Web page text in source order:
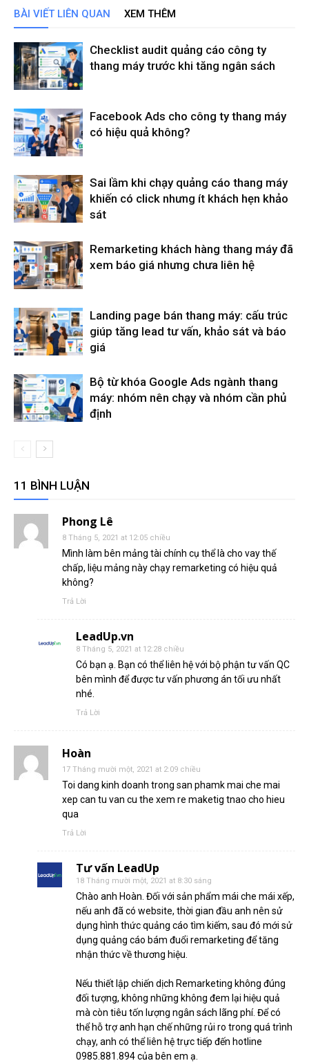
BÀI VIẾT LIÊN QUAN XEM THÊM
Checklist audit quảng cáo công ty
thang máy trước khi tăng ngân sách
Facebook Ads cho công ty thang máy
có hiệu quả không?
Sai lầm khi chạy quảng cáo thang máy
khiến có click nhưng ít khách hẹn khảo
sát
Remarketing khách hàng thang máy đã
xem báo giá nhưng chưa liên hệ
Landing page bán thang máy: cấu trúc
giúp tăng lead tư vấn, khảo sát và báo
giá
Bộ từ khóa Google Ads ngành thang
máy: nhóm nên chạy và nhóm cần phủ
định
11 BÌNH LUẬN
Phong Lê
8 Tháng 5, 2021 at 12:05 chiều
Mình làm bên mảng tài chính cụ thể là cho vay thế
chấp, liệu mảng này chạy remarketing có hiệu quả
không?
Trả Lời
LeadUp.vn
8 Tháng 5, 2021 at 12:28 chiều
Có bạn ạ. Bạn có thể liên hệ với bộ phận tư vấn QC
bên mình để được tư vấn phương án tối ưu nhất
nhé.
Trả Lời
Hoàn
17 Tháng mười một, 2021 at 2:09 chiều
Toi dang kinh doanh trong san phamk mai che mai
xep can tu van cu the xem re maketig tnao cho hieu
qua
Trả Lời
Tư vấn LeadUp
18 Tháng mười một, 2021 at 8:30 sáng
Chào anh Hoàn. Đối với sản phẩm mái che mái xếp,
nếu anh đã có website, thời gian đầu anh nên sử
dụng hình thức quảng cáo tìm kiếm, sau đó mới sử
dụng quảng cáo bám đuổi remarketing để tăng
nhận thức về thương hiệu.
Nếu thiết lập chiến dịch Remarketing không đúng
đối tượng, không những không đem lại hiệu quả
mà còn tiêu tốn lượng ngân sách lãng phí. Để có
thể hỗ trợ anh hạn chế những rủi ro trong quá trình
chạy, anh có thể liên hệ trực tiếp đến hotline
0985.881.894 của bên em ạ.